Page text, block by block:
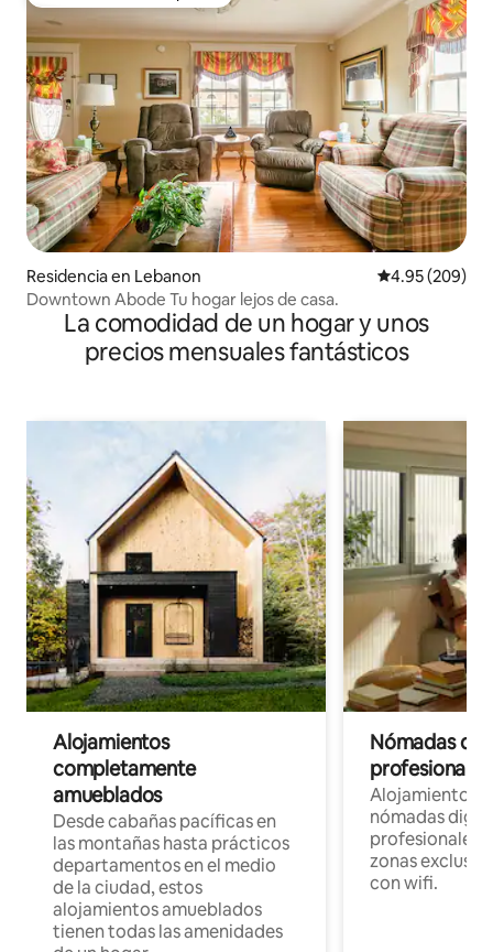
Residencia en Lebanon Calificación
4.95 (209)
Downtown Abode Tu hogar lejos de casa.
La comodidad de un hogar y unos
precios mensuales fantásticos
Alojamientos
completamente
amueblados
Desde cabañas pacíficas en
las montañas hasta prácticos
departamentos en el medio
de la ciudad, estos
alojamientos amueblados
tienen todas las amenidades
Nómadas
Alojamientos
nómadas
profesionales
zonas
con wifi.